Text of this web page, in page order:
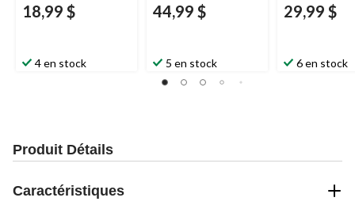
18,99 $
4 en stock
44,99 $
5 en stock
29,99 $
6 en stock
Produit Détails
Caractéristiques